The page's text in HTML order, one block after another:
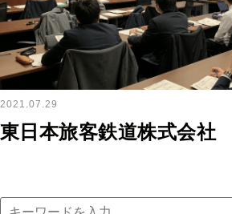
2021.07.29
東日本旅客鉄道株式会社